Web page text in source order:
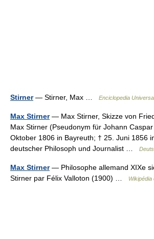
Stirner— Stirner, Max … Enciclopedia
Max Stirner— Max Stirner, Skizze von
Max Stirner (Pseudonym für Johann Caspar
Oktober 1806 in Bayreuth; † 25. Juni 1856
deutscher Philosoph und Journalist …
Max Stirner— Philosophe allemand XIXe
Stirner par Félix Valloton (1900) …